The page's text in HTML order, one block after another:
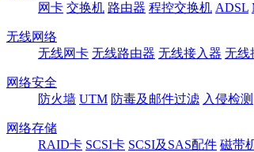
网卡 交换机 路由器 程控交换机 ADSL
无线网络
无线网卡 无线路由器 无线接入器 无线
网络安全
防火墙 UTM 防毒及邮件过滤 入侵检测
网络存储
RAID卡 SCSI卡 SCSI及SAS配件 磁带